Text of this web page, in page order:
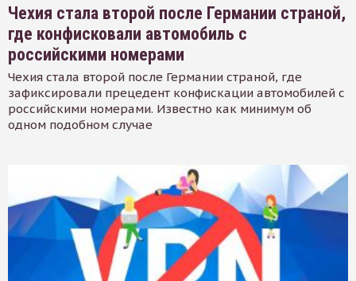
Чехия стала второй после Германии страной,
где конфисковали автомобиль с
российскими номерами
Чехия стала второй после Германии страной, где
зафиксировали прецедент конфискации автомобилей с
российскими номерами. Известно как минимум об
одном подобном случае